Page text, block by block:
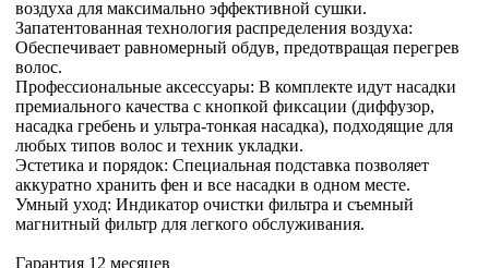
воздуха для максимально эффективной сушки.
Запатентованная технология распределения воздуха:
Обеспечивает равномерный обдув, предотвращая перегрев
волос.
Профессиональные аксессуары: В комплекте идут насадки
премиального качества с кнопкой фиксации (диффузор,
насадка гребень и ультра-тонкая насадка), подходящие для
любых типов волос и техник укладки.
Эстетика и порядок: Специальная подставка позволяет
аккуратно хранить фен и все насадки в одном месте.
Умный уход: Индикатор очистки фильтра и съемный
магнитный фильтр для легкого обслуживания.
Гарантия 12 месяцев